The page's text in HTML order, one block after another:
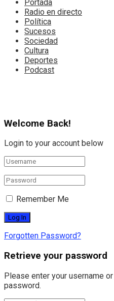
Portada
Radio en directo
Política
Sucesos
Sociedad
Cultura
Deportes
Podcast
Welcome Back!
Login to your account below
Remember Me
Forgotten Password?
Retrieve your password
Please enter your username
password.